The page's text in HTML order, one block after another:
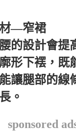
—窄裙
的設計會提
形下䙓，既
讓腿部的線
。
sponsored